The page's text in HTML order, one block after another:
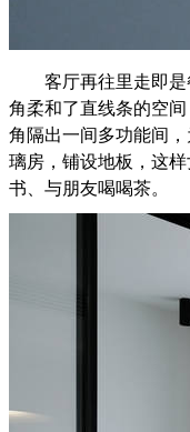
客厅再往里走即是
角柔和了直线条的空
角隔出一间多功能间
璃房，铺设地板，这
书、与朋友喝喝茶。